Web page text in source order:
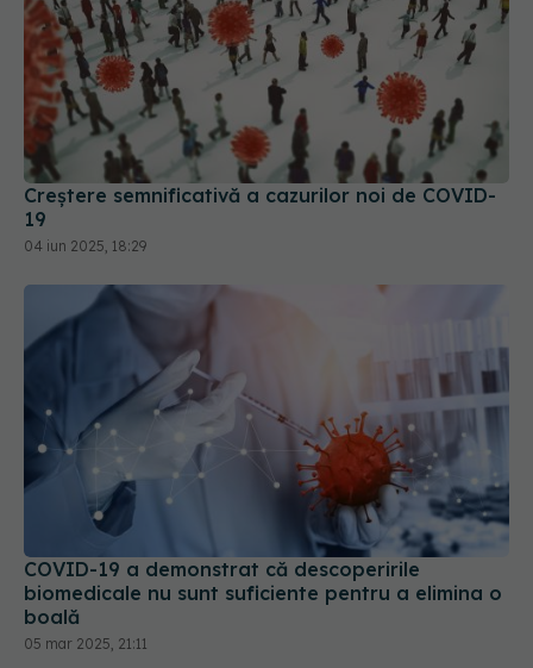
Creștere semnificativă a cazurilor noi de COVID-
19
04 iun 2025, 18:29
COVID-19 a demonstrat că descoperirile
biomedicale nu sunt suficiente pentru a elimina o
boală
05 mar 2025, 21:11